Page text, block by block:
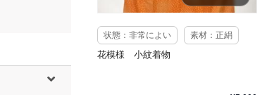
状態：非常によい 素材：正絹
花模様 小紋着物